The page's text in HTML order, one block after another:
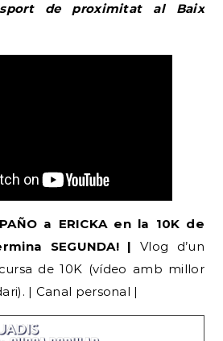
de proximitat al Baix
a ERICKA en la 10K de
SEGUNDA! | Vlog d’un
de 10K (vídeo amb millor
| Canal personal |